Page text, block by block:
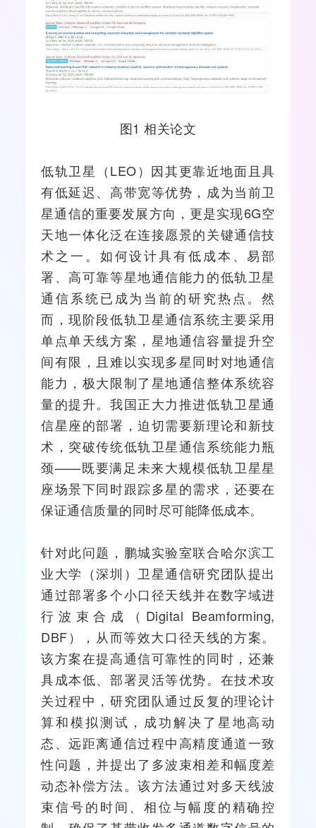
图1 相关论文
低轨卫星（LEO）因其更靠近地面且具
有低延迟、高带宽等优势，成为当前卫
星通信的重要发展方向，更是实现6G空
天地一体化泛在连接愿景的关键通信技
术之一。如何设计具有低成本、易部
署、高可靠等星地通信能力的低轨卫星
通信系统已成为当前的研究热点。然
而，现阶段低轨卫星通信系统主要采用
单点单天线方案，星地通信容量提升空
间有限，且难以实现多星同时对地通信
能力，极大限制了星地通信整体系统容
量的提升。我国正大力推进低轨卫星通
信星座的部署，迫切需要新理论和新技
术，突破传统低轨卫星通信系统能力瓶
颈——既要满足未来大规模低轨卫星星
座场景下同时跟踪多星的需求，还要在
保证通信质量的同时尽可能降低成本。
针对此问题，鹏城实验室联合哈尔滨工
业大学（深圳）卫星通信研究团队提出
通过部署多个小口径天线并在数字域进
行波束合成（Digital Beamforming,
DBF），从而等效大口径天线的方案。
该方案在提高通信可靠性的同时，还兼
具成本低、部署灵活等优势。在技术攻
关过程中，研究团队通过反复的理论计
算和模拟测试，成功解决了星地高动
态、远距离通信过程中高精度通道一致
性问题，并提出了多波束相差和幅度差
动态补偿方法。该方法通过对多天线波
束信号的时间、相位与幅度的精确控